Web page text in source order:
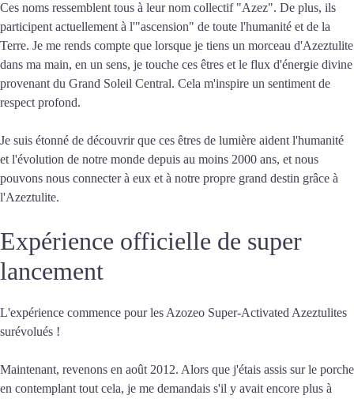
Ces noms ressemblent tous à leur nom collectif "Azez". De plus, ils
participent actuellement à l'"ascension" de toute l'humanité et de la
Terre. Je me rends compte que lorsque je tiens un morceau d'Azeztulite
dans ma main, en un sens, je touche ces êtres et le flux d'énergie divine
provenant du Grand Soleil Central. Cela m'inspire un sentiment de
respect profond.
Je suis étonné de découvrir que ces êtres de lumière aident l'humanité
et l'évolution de notre monde depuis au moins 2000 ans, et nous
pouvons nous connecter à eux et à notre propre grand destin grâce à
l'Azeztulite.
Expérience officielle de super
lancement
L'expérience commence pour les Azozeo Super-Activated Azeztulites
surévolués !
Maintenant, revenons en août 2012. Alors que j'étais assis sur le porche
en contemplant tout cela, je me demandais s'il y avait encore plus à